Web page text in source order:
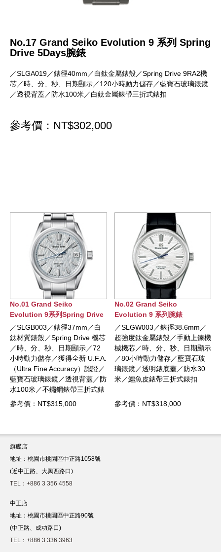
No.17 Grand Seiko Evolution 9 系列 Spring
Drive 5Days腕錶
／SLGA019／錶徑40mm／白鈦金屬錶殼／Spring Drive 9RA2機
芯／時、分、秒、日期顯示／120小時動力儲存／藍寶石玻璃錶鏡
／透視背蓋／防水100米／白鈦金屬錶帶三折式錶扣
參考價：NT$302,000
芯
防
錶
No.02 Grand Seiko
Evolution 9 系列腕錶
／SLGW003／錶徑38.6mm／
超強度鈦金屬錶殼／手動上鍊機
械機芯／時、分、秒、日期顯示
／80小時動力儲存／藍寶石玻
璃錶鏡／透明錶底蓋／防水30
米／鱷魚皮錶帶三折式錶扣
參考價：NT$318,000
No.03 Grand Seiko Spring
Drive 手動上錬腕錶
／SBGY007／錶徑38.5mm／
不鏽鋼材質錶殼／Spring Drive
手動上鍊機芯／時、分、秒顯
／動力儲存72小時／藍寶石玻
璃錶鏡／透明錶底蓋／防水30
米／鱷魚皮錶帶三折式錶扣
參考價：NT$242,000
旗艦店
地址：桃園市桃園區中正路1058號
(近中正路、大興西路口)
TEL：+886 3 356 4558
中正店
地址：桃園市桃園區中正路90號
(中正路、成功路口)
TEL：+886 3 336 3963